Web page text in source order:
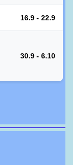
16.9 - 22.9
30.9 - 6.10